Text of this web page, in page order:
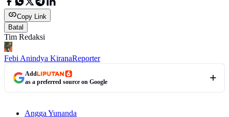
Copy Link
Batal
Tim Redaksi
Febi Anindya KiranaReporter
Add
as a preferred source on Google
Angga Yunanda